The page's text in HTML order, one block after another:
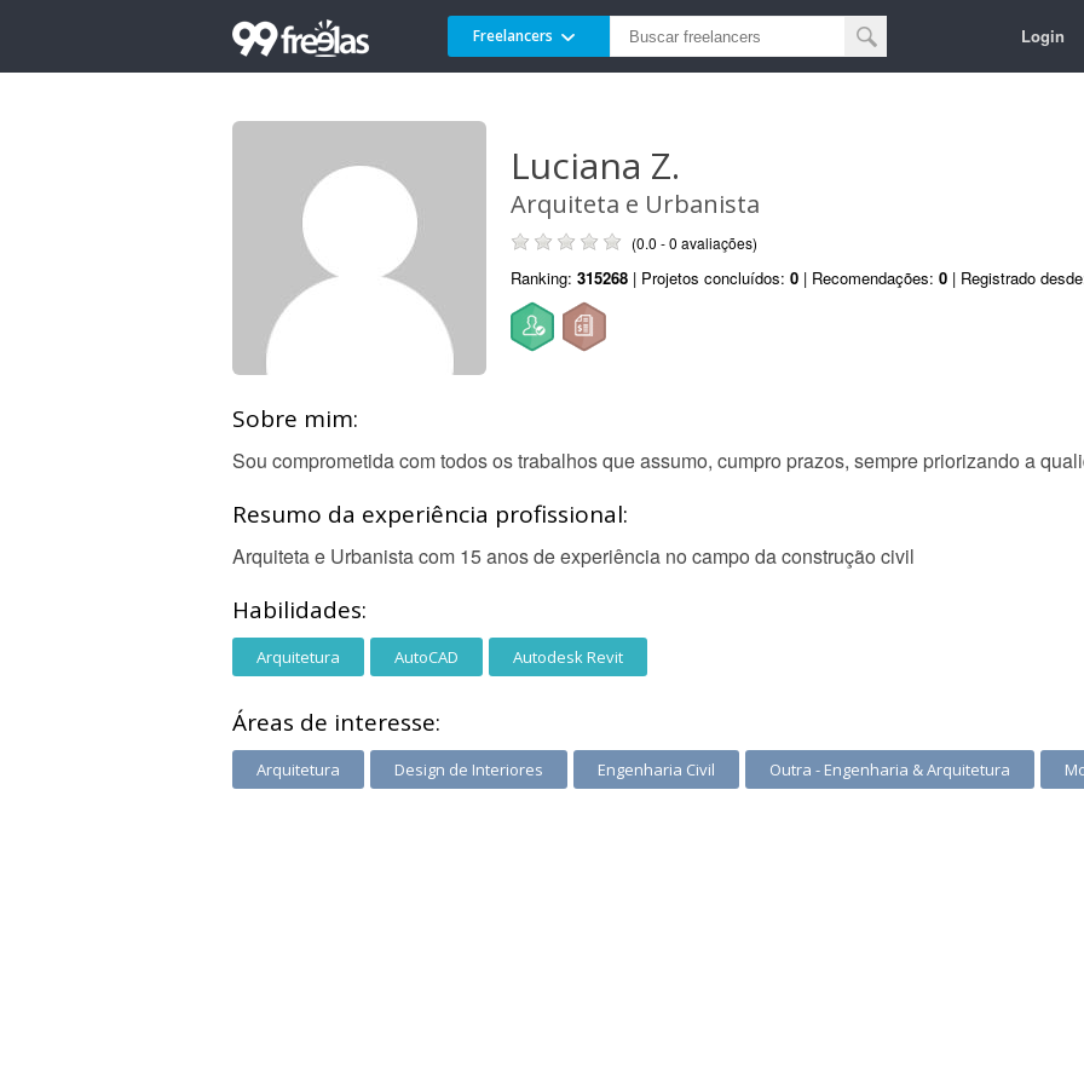
Freelancers Login
Luciana Z.
Arquiteta e Urbanista
(0.0 - 0 avaliações)
Ranking: 315268 | Projetos concluídos: 0 | Recomendações: 0 | Registrado
Sobre mim:
Sou comprometida com todos os trabalhos que assumo, cumpro prazos, sempre priorizando a
Resumo da experiência profissional:
Arquiteta e Urbanista com 15 anos de experiência no campo da construção civil
Habilidades:
Arquitetura AutoCAD Autodesk Revit
Áreas de interesse:
Arquitetura Design de Interiores Engenharia Civil Outra - Engenharia & Arquitetura